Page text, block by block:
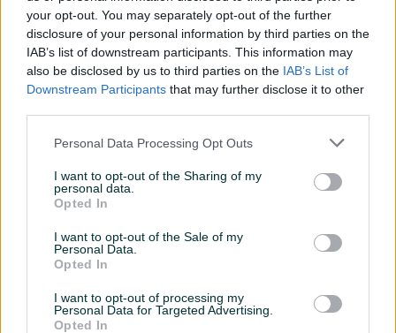
your opt-out. You may separately opt-out of the further
disclosure of your personal information by third parties on the
IAB’s list of downstream participants. This information may
also be disclosed by us to third parties on the IAB’s List of
Downstream Participants that may further disclose it to other
Personal Data Processing Opt Outs
I want to opt-out of the Sharing of my
personal data.
Opted In
I want to opt-out of the Sale of my
Personal Data.
Opted In
I want to opt-out of processing my
Personal Data for Targeted Advertising.
Opted In
Kalup za ledene kocke u
obliku penis za piće koktel
prije dan
Dostupno
INOX TEPSIJA 780 x 340 mm
SA POKLOPCEM
prije dan
Seckalica za povrće
PIK SHOP
Dostupno